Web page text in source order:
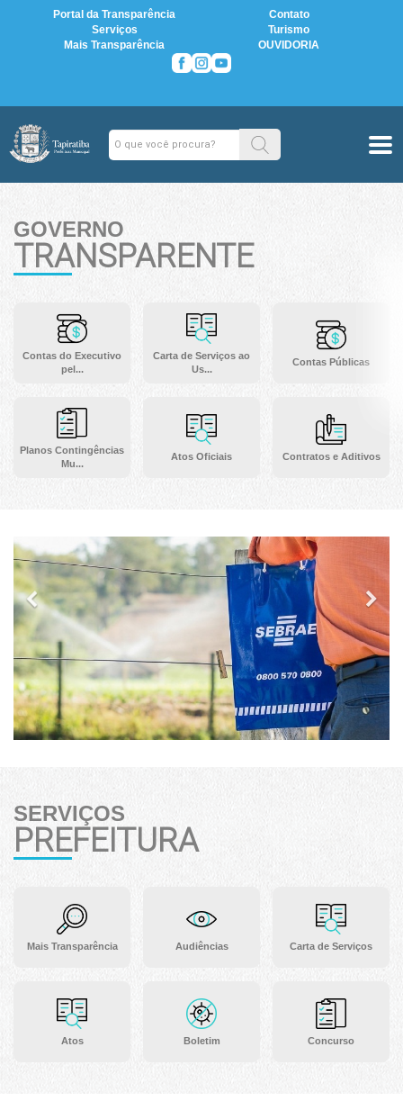
Portal da Transparência
Contato
Serviços
Turismo
Mais Transparência
OUVIDORIA
GOVERNO
TRANSPARENTE
Contas do Executivo
pel...
Planos Contingências
Mu...
Carta de Serviços ao
Us...
Atos Oficiais
Contas Públicas
Contratos e Aditivos
Previous
SERVIÇOS
PREFEITURA
Mais Transparência
Atos
Audiências
Boletim
Carta de Serviços
Concurso